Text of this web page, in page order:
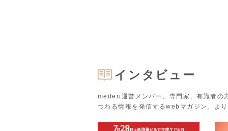
インタビュー
mederi運営メンバー、専門家、有識者の
つわる情報を発信するwebマガジン。よ